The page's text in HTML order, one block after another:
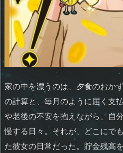
家の中を漂うのは、夕食のおか
の計算と、毎月のように届く支
や老後の不安を抱えながら、自
慢する日々。それが、どこにで
た彼女の日常だった。貯金残高